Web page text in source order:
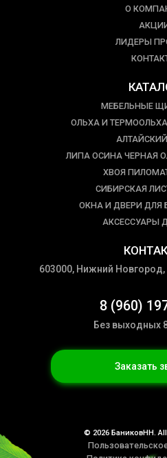
О
ЛИДЕРЫ
МЕБЕЛЬНЫЕ
ОЛЬХА И
ЛИПА ОСИНА ЧЕРНАЯ
ХВОЯ
СИБИРСКАЯ
ОКНА И ДВЕРИ ДЛЯ
АКСЕССУАРЫ
603000, Нижний
8 (960)
Без выходных
Заказать
© 2026 БаниковНН.